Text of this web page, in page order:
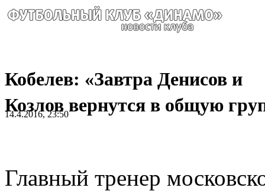
Кобелев: «Завтра Денисов и
Козлов вернутся в общую
14.4.2016, 23:50
Главный тренер